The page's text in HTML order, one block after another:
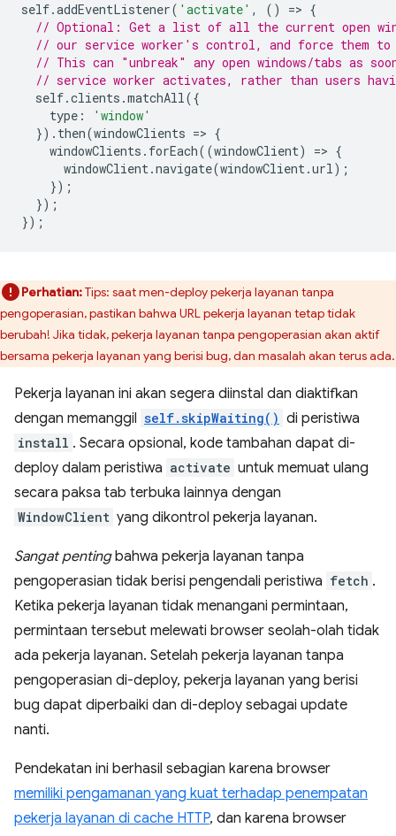
self.addEventListener( 'activate' , () => {
// Optional: Get a list of all the current open
// our service worker's control, and force them to
// This can "unbreak" any open windows/tabs as
// service worker activates, rather than users
self.clients .matchAll({
type :
'window'
}). then(windowClients => {
windowClients . forEach((windowClient) => {
windowClient.navigate(windowClient.url);
});
});
});
Perhatian:Tips: saat men-deploy pekerja layanan tanpa
pengoperasian, pastikan bahwa URL pekerja layanan tetap tidak
berubah! Jika tidak, pekerja layanan tanpa pengoperasian akan aktif
bersama pekerja layanan yang berisi bug, dan masalah akan terus ada.
Pekerja layanan ini akan segera diinstal dan diaktifkan
dengan memanggil self.skipWaiting() di peristiwa
install . Secara opsional, kode tambahan dapat di-
deploy dalam peristiwa activate untuk memuat ulang
secara paksa tab terbuka lainnya dengan
WindowClient yang dikontrol pekerja layanan.
Sangat pentingbahwa pekerja layanan tanpa
pengoperasian tidak berisi pengendali peristiwa fetch .
Ketika pekerja layanan tidak menangani permintaan,
permintaan tersebut melewati browser seolah-olah tidak
ada pekerja layanan. Setelah pekerja layanan tanpa
pengoperasian di-deploy, pekerja layanan yang berisi
bug dapat diperbaiki dan di-deploy sebagai update
nanti.
Pendekatan ini berhasil sebagian karena browser
memiliki pengamanan yang kuat terhadap penempatan
pekerja layanan di cache HTTP, dan karena browser